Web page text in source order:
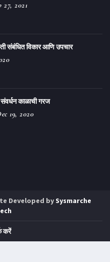
27, 2021
संबंधित विकार आणि उपचार
काळाची गरज
19, 2020
Developed bySysmarche
करें